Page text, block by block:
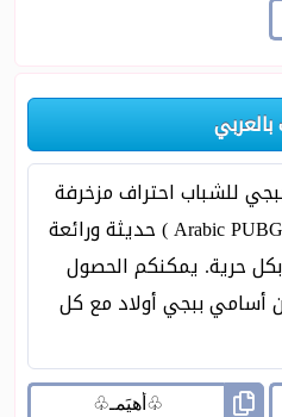
للشباب احتراف مزخرفة
بالعربي ( Arabic PUBG Names For Boys ) حديثة ورائعة
حرية. يمكنكم الحصول
أسامي ببجي أولاد مع كل